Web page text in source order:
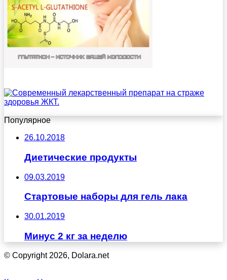
Популярное
26.10.2018
Диетические продукты
09.03.2019
Стартовые наборы для гель лака
30.01.2019
Минус 2 кг за неделю
© Copyright 2026, Dolara.net